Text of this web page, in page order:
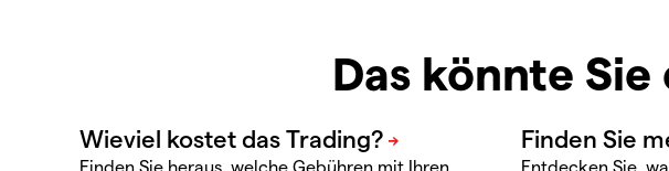
Das könnte
Finden Sie heraus, welche Gebühren mit Ihren Entdecken Sie,